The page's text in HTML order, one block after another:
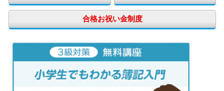
合格お祝い金制度